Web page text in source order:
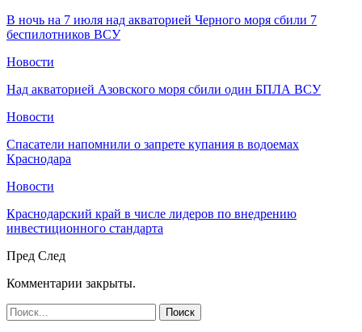
В ночь на 7 июля над акваторией Черного моря сбили 7
беспилотников ВСУ
Новости
Над акваторией Азовского моря сбили один БПЛА ВСУ
Новости
Спасатели напомнили о запрете купания в водоемах
Краснодара
Новости
Краснодарский край в числе лидеров по внедрению
инвестиционного стандарта
Пред След
Комментарии закрыты.